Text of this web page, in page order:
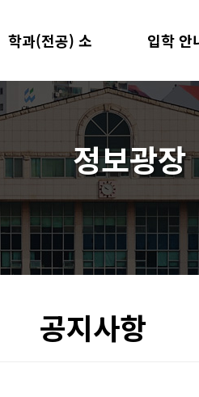
학과(전공) 소
학과(전공)
교수진
입학 안
모집 요강
지원 양식
정보광장
공지사항